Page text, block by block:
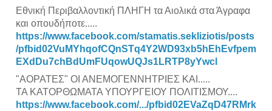
Εθνική Περιβαλλοντική ΠΛΗΓΗ τα Αιολικά στα Άγραφα
και οπουδήποτε.....
https://www.facebook.com/stamatis.sekliziotis/posts
/pfbid02VuMYhqofCQnSTq4Y2WD93xb5hEhEvfpem
EXdDu7chBdUmFUqowUQJs1LRTP8yYwcl
"ΑΟΡΑΤΕΣ" ΟΙ ΑΝΕΜΟΓΕΝΝΗΤΡΙΕΣ ΚΑΙ.....
ΤΑ ΚΑΤΟΡΘΩΜΑΤΑ ΥΠΟΥΡΓΕΙΟΥ ΠΟΛΙΤΙΣΜΟΥ....
https://www.facebook.com/.../pfbid02EVaZqD47RMrk